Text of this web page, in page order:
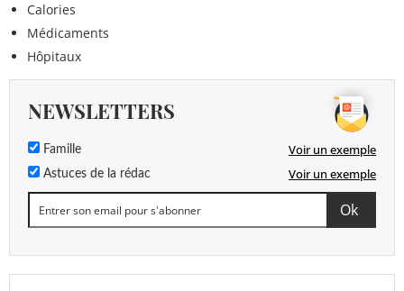
Calories
Médicaments
Hôpitaux
NEWSLETTERS
Famille Voir un exemple
Astuces de la rédac Voir un exemple